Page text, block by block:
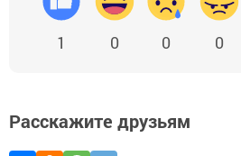
1 0 0 0
Расскажите друзьям